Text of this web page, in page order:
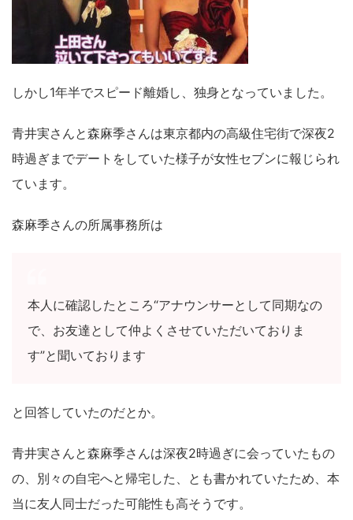
しかし1年半でスピード離婚し、独身となっていました。
青井実さんと森麻季さんは東京都内の高級住宅街で深夜2
時過ぎまでデートをしていた様子が女性セブンに報じられ
ています。
森麻季さんの所属事務所は
本人に確認したところ“アナウンサーとして同期なの
で、お友達として仲よくさせていただいておりま
す”と聞いております
と回答していたのだとか。
青井実さんと森麻季さんは深夜2時過ぎに会っていたもの
の、別々の自宅へと帰宅した、とも書かれていたため、本
当に友人同士だった可能性も高そうです。